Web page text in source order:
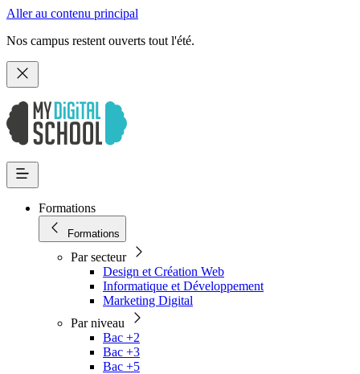
Aller au contenu principal
Nos campus restent ouverts tout l'été.
Formations
Formations
Par secteur
Design et Création Web
Informatique et Développement
Marketing Digital
Par niveau
Bac +2
Bac +3
Bac +5